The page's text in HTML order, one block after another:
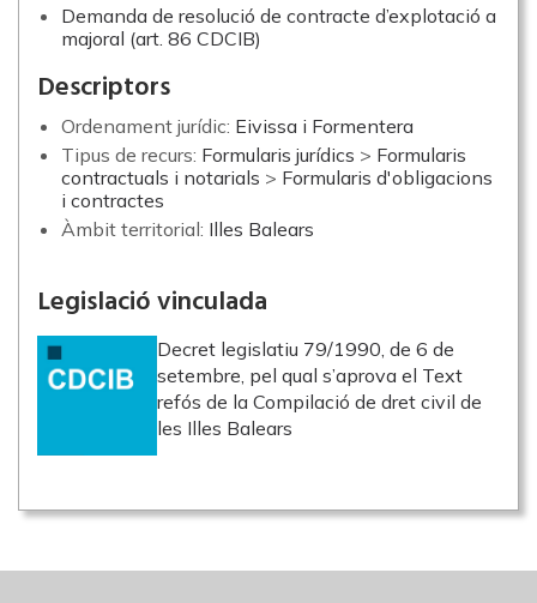
Demanda de resolució de contracte d’explotació a
majoral (art. 86 CDCIB)
Descriptors
Ordenament jurídic: Eivissa i Formentera
Tipus de recurs: Formularis jurídics > Formularis
contractuals i notarials > Formularis d'obligacions
i contractes
Àmbit territorial: Illes Balears
Legislació vinculada
Decret legislatiu 79/1990, de 6 de
setembre, pel qual s’aprova el Text
refós de la Compilació de dret civil de
les Illes Balears